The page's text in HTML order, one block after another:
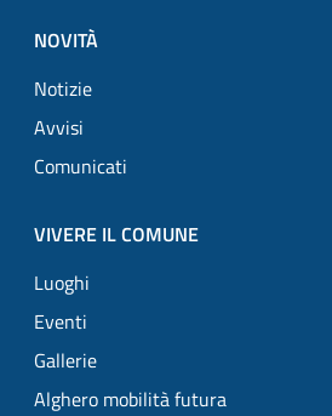
NOVITÀ
Notizie
Avvisi
Comunicati
VIVERE IL COMUNE
Luoghi
Eventi
Gallerie
Alghero mobilità futura